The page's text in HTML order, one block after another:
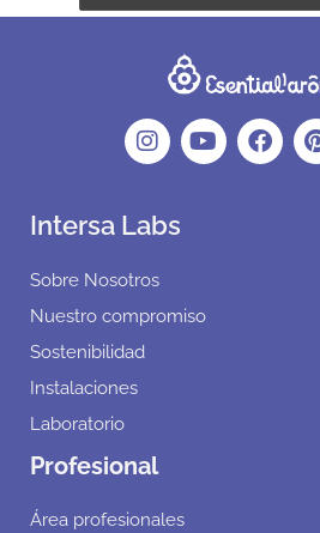
Intersa Labs
Sobre Nosotros
Nuestro compromiso
Sostenibilidad
Instalaciones
Laboratorio
Profesional
Área profesionales